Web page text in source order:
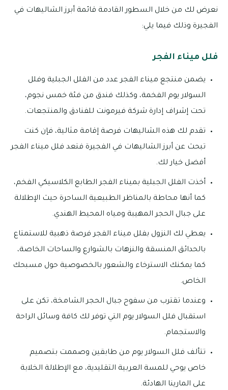
نعرض لك من خلال السطور القادمة قائمة أبرز الشاليهات في
الفجيرة وذلك فيما يلي:
فلل ميناء الفجر
يضمن منتجع ميناء الفجر عدد من الفلل الجبلية وفلل
السولار يوم الفخمة، وكذلك فندق من فئة خمس نجوم،
تحت إشراف إدارة شركة فيرمونت للفنادق والمنتجعات.
تقدم لك هذه الشاليهات فرصة إقامة مثالية، فإن كنت
تبحث عن أبرز الشاليهات في الفجيرة فتعد فلل ميناء الفجر
أفضل خيار لك.
أخذت الفلل الجبلية بميناء الفجر الطابع الكلاسيكي الفخم،
كما أنها محاطة بالمناظر الطبيعية الساحرة حيث الإطلالة
على جبال الحجر المهيبة ومياه المحيط الهندي.
يعطي لك النزول بفلل ميناء الفجر فرصة ذهبية للاستمتاع
بالحدائق المنسقة والنزهات بالشوارع والساحات الخاصة،
كما يمكنك الاسترخاء والشعور بالخصوصية حول مسبحك
الخاص.
وعندما تقترب من سفوح جبال الحجر الشامخة، تكن على
استقبال فلل السولار يوم التي توفر لك كافة وسائل الراحة
والاستجمام.
تتألف فلل السولار يوم من طابقين وصممت بتصميم
خاص يوحي للمسة العربية التقليدية، مع الإطلالة الخلابة
على المارينا الهادئة.